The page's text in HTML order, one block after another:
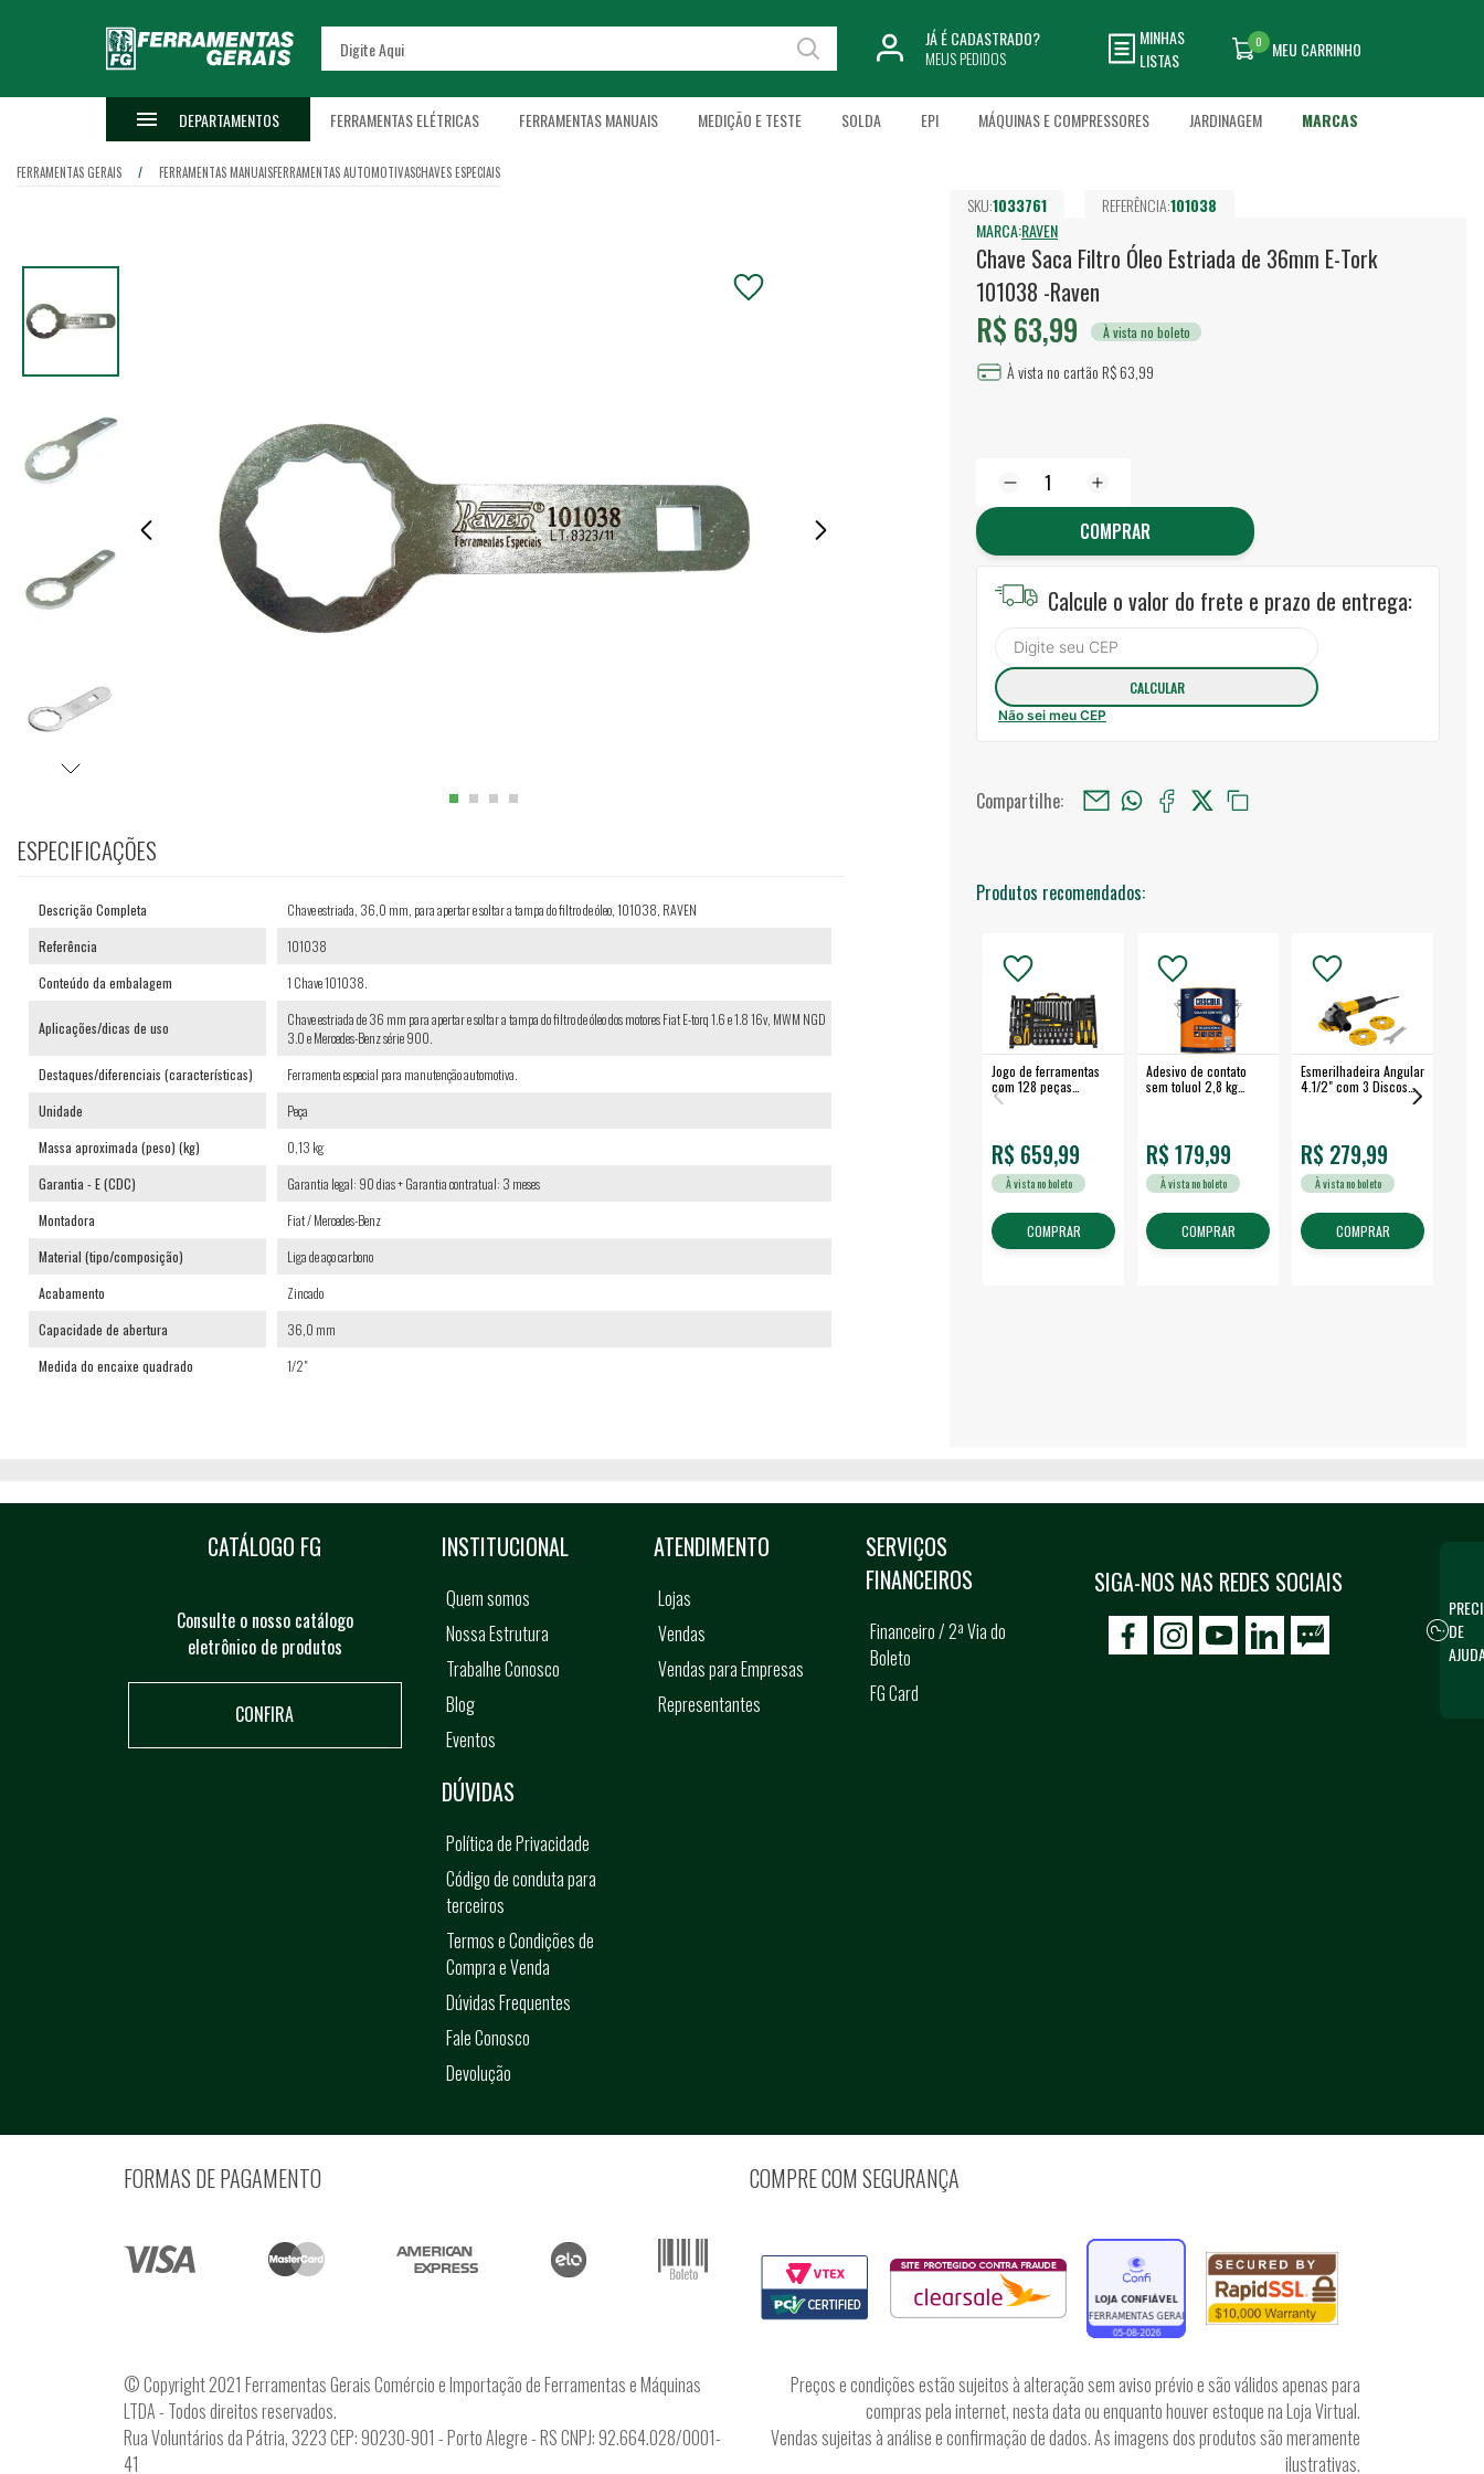
JÁ É CADASTRADO?
MEUS PEDIDOS
MINHAS
LISTAS
MEU CARRINHO
0
DEPARTAMENTOS FERRAMENTAS ELÉTRICAS FERRAMENTAS MANUAIS MEDIÇÃO E TESTE SOLDA EPI MÁQUINAS E COMPRESSORES JARDINAGEM MARCAS
FERRAMENTAS GERAIS FERRAMENTAS MANUAISFERRAMENTAS AUTOMOTIVASCHAVES ESPECIAIS
SKU:1033761 REFERÊNCIA:101038
MARCA:RAVEN
Chave Saca Filtro Óleo Estriada de 36mm E-Tork
101038 -Raven
R$ 63,99 À vista no boleto
À vista no cartão R$ 63,99
COMPRAR
Calcule o valor do frete e prazo de entrega:
Não sei meu CEP
Compartilhe:
Produtos recomendados:
Jogo de ferramentas
com 128 peças
embalagem fechada -
R$ 659,99
À vista no boleto
COMPRAR
Adesivo de contato
sem toluol 2,8 kg
R$ 179,99
À vista no boleto
COMPRAR
Esmerilhadeira Angular
4.1/2" com 3 Discos
R$ 279,99
À vista no boleto
COMPRAR
ESPECIFICAÇÕES
Descrição Completa
Chave estriada, 36,0 mm, para apertar e soltar a tampa do filtro de óleo, 101038, RAVEN
Referência
101038
Conteúdo da embalagem
1 Chave 101038.
Aplicações/dicas de uso
Chave estriada de 36 mm para apertar e soltar a tampa do filtro de óleo dos motores Fiat E-torq 1.6 e 1.8 16v, MWM NGD
3.0 e Mercedes-Benz série 900.
Destaques/diferenciais (características)
Ferramenta especial para manutenção automotiva.
Unidade
Peça
Massa aproximada (peso) (kg)
0,13 kg
Garantia - E (CDC)
Garantia legal: 90 dias + Garantia contratual: 3 meses
Montadora
Fiat / Mercedes-Benz
Material (tipo/composição)
Liga de aço carbono
Acabamento
Zincado
Capacidade de abertura
36,0 mm
Medida do encaixe quadrado
1/2"
CATÁLOGO FG
Consulte o nosso catálogo
eletrônico de produtos
CONFIRA
SIGA-NOS NAS REDES SOCIAIS
icon-facebook
icon-social02icon-social03
INSTITUCIONAL
Quem somos
Nossa Estrutura
Trabalhe Conosco
Blog
Eventos
ATENDIMENTO
Lojas
Vendas
Vendas para Empresas
Representantes
SERVIÇOS
FINANCEIROS
Financeiro / 2ª Via do
Boleto
FG Card
DÚVIDAS
Política de Privacidade
Código de conduta para
terceiros
Termos e Condições de
Compra e Venda
Dúvidas Frequentes
Fale Conosco
Devolução
FORMAS DE PAGAMENTO COMPRE COM SEGURANÇA
© Copyright 2021 Ferramentas Gerais Comércio e Importação de Ferramentas e Máquinas
LTDA - Todos direitos reservados.
Rua Voluntários da Pátria, 3223 CEP: 90230-901 - Porto Alegre - RS CNPJ: 92.664.028/0001-
41
Preços e condições estão sujeitos à alteração sem aviso prévio e são válidos apenas para
compras pela internet, nesta data ou enquanto houver estoque na Loja Virtual.
Vendas sujeitas à análise e confirmação de dados. As imagens dos produtos são meramente
ilustrativas.
DE